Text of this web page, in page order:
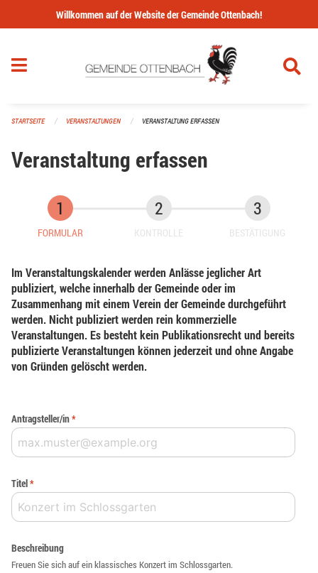
Navigation überspringen
Willkommen auf der Website der Gemeinde Ottenbach!
STARTSEITE VERANSTALTUNGEN VERANSTALTUNG ERFASSEN
Veranstaltung erfassen
FORMULAR KONTROLLE BESTÄTIGUNG
Im Veranstaltungskalender werden Anlässe jeglicher Art
publiziert, welche innerhalb der Gemeinde oder im
Zusammenhang mit einem Verein der Gemeinde durchgeführt
werden. Nicht publiziert werden rein kommerzielle
Veranstaltungen. Es besteht kein Publikationsrecht und bereits
publizierte Veranstaltungen können jederzeit und ohne Angabe
von Gründen gelöscht werden.
Antragsteller/in*
Titel*
Beschreibung
Freuen Sie sich auf ein klassisches Konzert im Schlossgarten.